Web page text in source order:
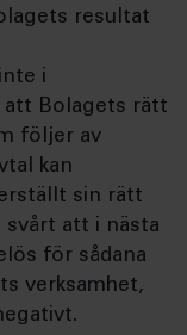
resultat
i
att Bolagets rätt
följer av
kan
sin rätt
att i nästa
för sådana
verksamhet,